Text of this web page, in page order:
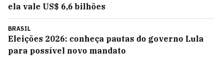
ela vale US$ 6,6 bilhões
BRASIL
Eleições 2026: conheça pautas do governo Lula
para possível novo mandato